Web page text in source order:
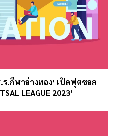
.ร.กีฬาอ่างทอง’ เปิดฟุตซอล
LEAGUE 2023’